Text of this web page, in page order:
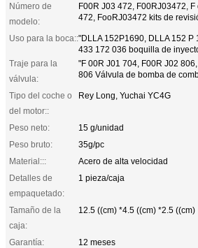
Número de
modelo:
F00R J03 472, F00RJ03472,
472, FooRJ03472 kits de
Uso para la boca::"DLLA 152P1690, DLLA 152
433 172 036 boquilla de
Traje para la
válvula:
"F 00R J01 704, F00R J02
806 Válvula de bomba de
Tipo del coche o
del motor::
Rey Long, Yuchai YC4G
Peso neto:
15 g/unidad
Peso bruto:
35g/pc
Material:::
Acero de alta velocidad
Detalles de
empaquetado:
1 pieza/caja
Tamaño de la
caja:
12.5 ((cm) *4.5 ((cm) *2.5 ((cm)
Garantía:
12 meses